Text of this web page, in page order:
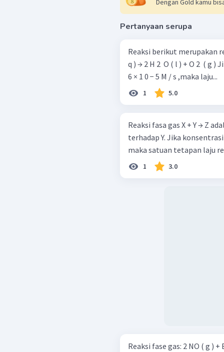
Dengan Gold kamu
Pertanyaan serupa
Reaksi berikut merupakan reaksi
q ) → 2 H 2 ​ O ( l ) + O 2 ​ ( g ) Jika laju awal penguraian H 2 ​ O 2 ​ adalah 5 ,
6 × 1 0 − 5 M / s ,maka laju...
1 5.0
Reaksi fasa gas X + Y → Z
terhadap Y. Jika
maka satuan tetapan laju
1 3.0
Reaksi fase gas: 2 NO ( g ) + Br 2 ​ ( g ) → 2 NOBr ( g ) Dilakukan dalam